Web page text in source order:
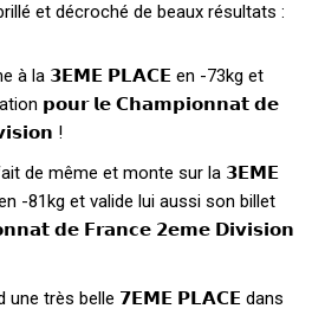
et décroché de beaux résultats :
à la 𝟯𝗘𝗠𝗘 𝗣𝗟𝗔𝗖𝗘 en -73kg et
𝗽𝗼𝘂𝗿 𝗹𝗲 𝗖𝗵𝗮𝗺𝗽𝗶𝗼𝗻𝗻𝗮𝘁 𝗱𝗲
!
de même et monte sur la 𝟯𝗘𝗠𝗘
-81kg et valide lui aussi son billet
𝗱𝗲 𝗙𝗿𝗮𝗻𝗰𝗲 𝟮𝗲𝗺𝗲 𝗗𝗶𝘃𝗶𝘀𝗶𝗼𝗻
une très belle 𝟳𝗘𝗠𝗘 𝗣𝗟𝗔𝗖𝗘 dans